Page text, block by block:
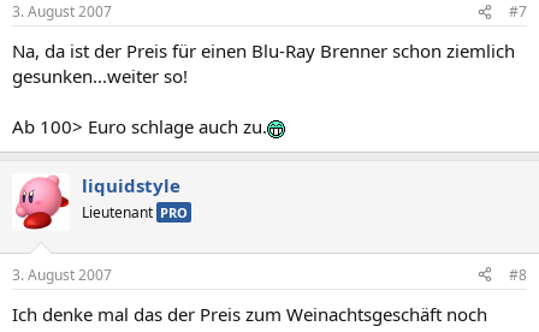
3. August 2007 #7
Na, da ist der Preis für einen Blu-Ray Brenner schon ziemlich
gesunken...weiter so!
Ab 100> Euro schlage auch zu.
liquidstyle
Lieutenant PRO
3. August 2007 #8
Ich denke mal das der Preis zum Weinachtsgeschäft noch